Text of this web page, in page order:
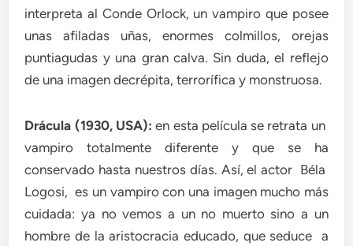
interpreta al Conde Orlock, un vampiro que posee
unas afiladas uñas, enormes colmillos, orejas
puntiagudas y una gran calva. Sin duda, el reflejo
de una imagen decrépita, terrorífica y monstruosa.
Drácula (1930, USA): en esta película se retrata un
vampiro totalmente diferente y que se ha
conservado hasta nuestros días. Así, el actor Béla
Logosi, es un vampiro con una imagen mucho más
cuidada: ya no vemos a un no muerto sino a un
hombre de la aristocracia educado, que seduce a